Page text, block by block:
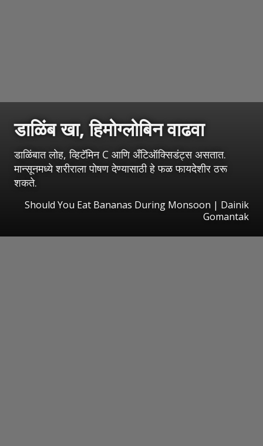
डाळिंब खा, हिमोग्लोबिन वाढवा
डाळिंबात लोह, व्हिटॅमिन C आणि अँटिऑक्सिडंट्स असतात.
मान्सूनमध्ये शरीराला पोषण देण्यासाठी हे फळ फायदेशीर ठरू
शकते.
Should You Eat Bananas During Monsoon | Dainik
Gomantak